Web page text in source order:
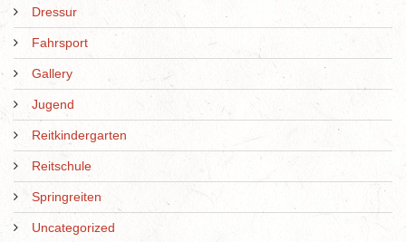
Dressur
Fahrsport
Gallery
Jugend
Reitkindergarten
Reitschule
Springreiten
Uncategorized